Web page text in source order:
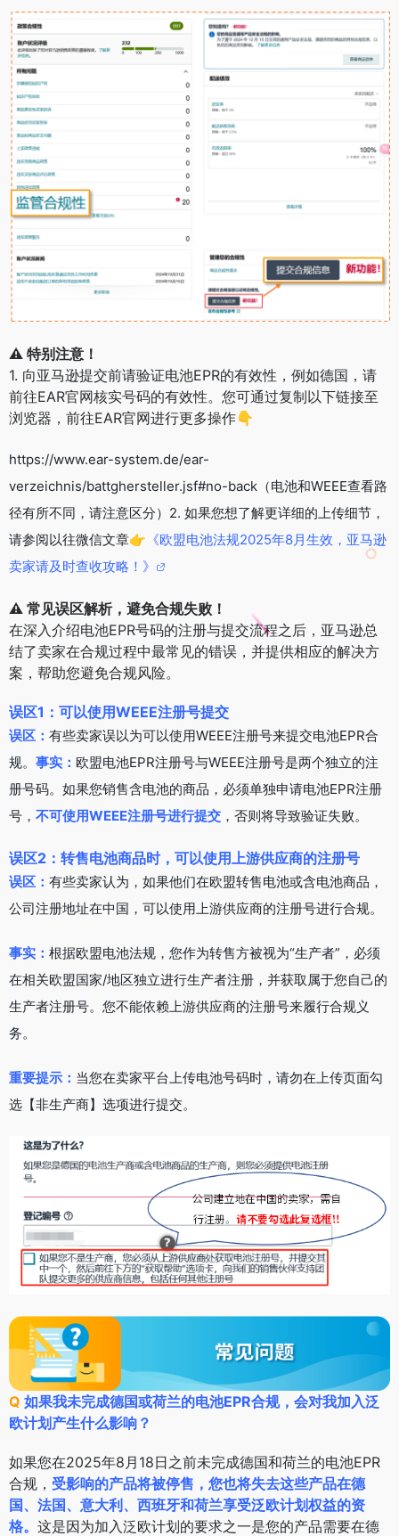
⚠️ 特别注意！
1. 向亚马逊提交前请验证电池EPR的有效性，例如德国，请
前往EAR官网核实号码的有效性。您可通过复制以下链接至
浏览器，前往EAR官网进行更多操作👇
https://www.ear-system.de/ear-
verzeichnis/battghersteller.jsf#no-back（电池和WEEE查看路
径有所不同，请注意区分）2. 如果您想了解更详细的上传细节，
请参阅以往微信文章👉 《欧盟电池法规2025年8月生效，亚马逊
卖家请及时查收攻略！》
⚠️ 常见误区解析，避免合规失败！
在深入介绍电池EPR号码的注册与提交流程之后，亚马逊总
结了卖家在合规过程中最常见的错误，并提供相应的解决方
案，帮助您避免合规风险。
误区1：可以使用WEEE注册号提交
误区： 有些卖家误以为可以使用WEEE注册号来提交电池EPR合
规。 事实： 欧盟电池EPR注册号与WEEE注册号是两个独立的注
册号码。如果您销售含电池的商品，必须单独申请电池EPR注册
号， 不可使用WEEE注册号进行提交 ，否则将导致验证失败。
误区2：转售电池商品时，可以使用上游供应商的注册号
误区： 有些卖家认为，如果他们在欧盟转售电池或含电池商品，
公司注册地址在中国，可以使用上游供应商的注册号进行合规。
事实： 根据欧盟电池法规，您作为转售方被视为“生产者”，必须
在相关欧盟国家/地区独立进行生产者注册，并获取属于您自己的
生产者注册号。您不能依赖上游供应商的注册号来履行合规义
务。
重要提示： 当您在卖家平台上传电池号码时，请勿在上传页面勾
选【非生产商】选项进行提交。
Q 如果我未完成德国或荷兰的电池EPR合规，会对我加入泛
欧计划产生什么影响？
如果您在2025年8月18日之前未完成德国和荷兰的电池EPR
合规， 受影响的产品将被停售 ，您也将失去这些产品在德
国、法国、意大利、西班牙和荷兰享受泛欧计划权益的资
格。 这是因为加入泛欧计划的要求之一是您的产品需要在德